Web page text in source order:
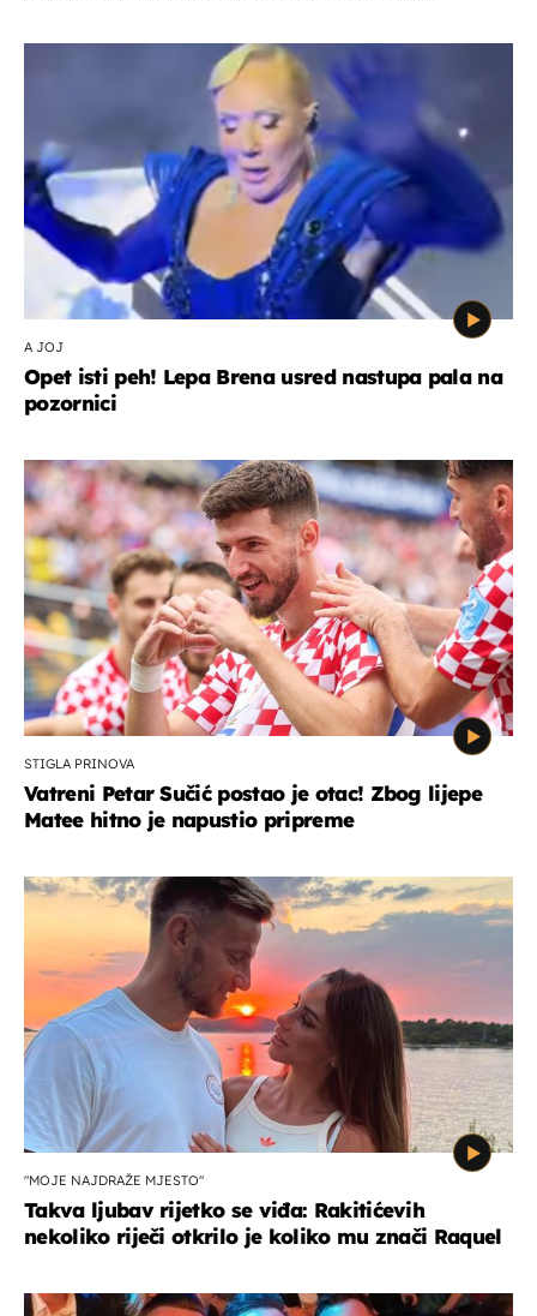
A JOJ
Opet isti peh! Lepa Brena usred nastupa pala na
pozornici
STIGLA PRINOVA
Vatreni Petar Sučić postao je otac! Zbog lijepe
Matee hitno je napustio pripreme
"MOJE NAJDRAŽE MJESTO"
Takva ljubav rijetko se viđa: Rakitićevih
nekoliko riječi otkrilo je koliko mu znači Raquel